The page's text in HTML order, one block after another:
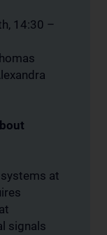
14:30 –
at
signals